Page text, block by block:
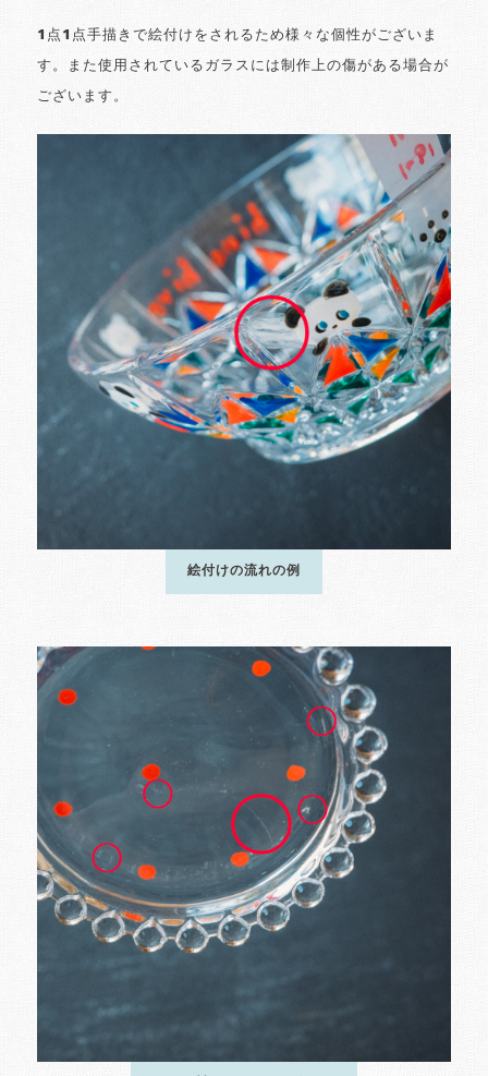
1点1点手描きで絵付けをされるため様々な個性がございま
す。また使用されているガラスには制作上の傷がある場合が
ございます。
絵付けの流れの例